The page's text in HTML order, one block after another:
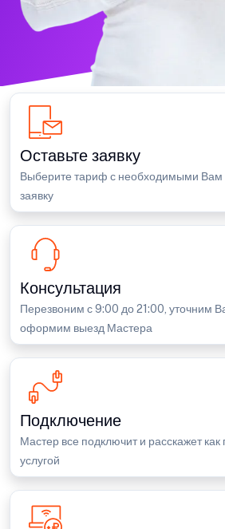
Оставьте заявку
Выберите тариф с необходимыми Вам
заявку
Консультация
Перезвоним с 9:00 до 21:00, уточним
оформим выезд Мастера
Подключение
Мастер все подключит и расскажет как
услугой